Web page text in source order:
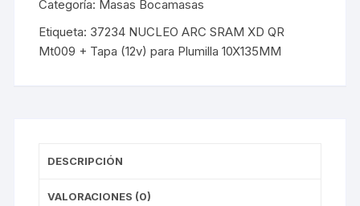
Mt009
+
Categoría: Masas Bocamasas
Etiqueta: 37234 NUCLEO ARC SRAM XD QR
Mt009 + Tapa (12v) para Plumilla 10X135MM
DESCRIPCIÓN
VALORACIONES (0)